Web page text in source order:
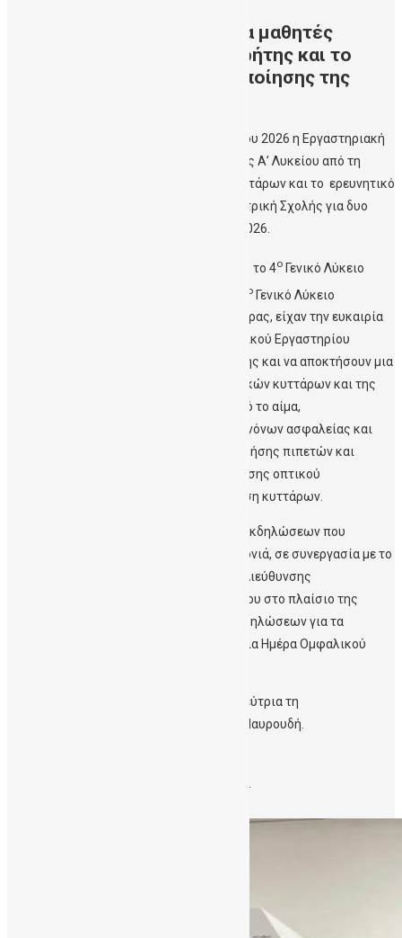
Εργαστηριακή πρακτική για μαθητές
Λυκείων από την ΔηΤΟΒ Κρήτης και το
Εργαστήριο Μελέτης Αιμοποίησης της
Ολοκληρώθηκε με επιτυχία στις 30 Ιουνίου 2026 η Εργαστηριακή
πρακτική εκπαίδευση για απόφοιτους της Α’ Λυκείου από τη
Δημόσια Τράπεζα Ομφαλικών Βλαστοκυττάρων και το ερευνητικό
Εργαστήριο Μελέτης Αιμοποίησης της Ιατρική Σχολής για δυο
περίπου εβδομάδες κατά το μήνα Ιούνιο 2026.
Οι μαθήτριες που επιλέχθηκαν φέτος από το 4ο Γενικό Λύκειο
ο Γενικό Λύκειο
Ηρακλείου και το Γενικό Λύκειο Αγ. Βαρβάρας, είχαν την ευκαιρία
να φιλοξενηθούν στις δομές του Ερευνητικού Εργαστηρίου
Μελέτης Αιμοποίησης της Ιατρικής Σχολής και να αποκτήσουν μια
πρώτη εμπειρία μελέτης των αιμοποιητικών κυττάρων και της
απομόνωσης κυτταρικών πληθυσμών από το αίμα,
συμπεριλαμβανομένου της εκμάθησης κανόνων ασφαλείας και
συμπεριφοράς εντός εργαστηρίου, της χρήσης πιπετών και
δημιουργίας διαλυμάτων, εκμάθησης χρήσης οπτικού
μικροσκοπίου για παρατήρηση και μέτρηση κυττάρων.
Η εκπαίδευση αποτελεί τη συνέχεια των εκδηλώσεων που
πραγματοποιήθηκαν για ένατη συνεχή χρονιά, σε συνεργασία με το
Γραφείο Σχολικών Δραστηριοτήτων της Διεύθυνσης
Δευτεροβάθμιας Εκπαίδευσης Ν. Ηρακλείου στο πλαίσιο της
ετήσιας «Εβδομάδας Ενημέρωσης και Εκδηλώσεων για τα
Βλαστοκύτταρα» με αφορμή την Παγκόσμια Ημέρα Ομφαλικού
Η μαθητεία πραγματοποιήθηκε με εκπαιδεύτρια τη
μεταδιδακτορική ερευνήτρια Δρ. Ειρήνη Μαυρουδή.